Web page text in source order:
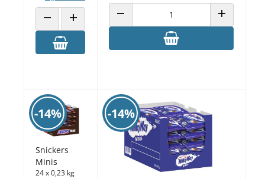
ANZAHL VERRINGERN
ANZAHL ERHÖHEN
ANZAHL VERRINGERN ANZAHL
-14%
Snickers
Minis
24 x 0,23 kg
-14%